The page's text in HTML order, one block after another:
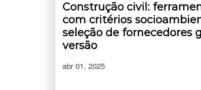
Construção civil:
com critérios
seleção de fornecedores
versão
abr 01, 2025